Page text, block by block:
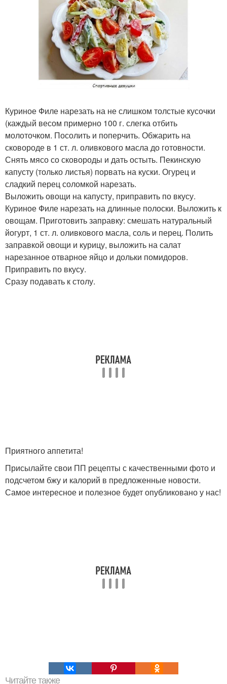
Куриное Филе нарезать на не слишком толстые кусочки
(каждый весом примерно 100 г. слегка отбить
молоточком. Посолить и поперчить. Обжарить на
сковороде в 1 ст. л. оливкового масла до готовности.
Снять мясо со сковороды и дать остыть. Пекинскую
капусту (только листья) порвать на куски. Огурец и
сладкий перец соломкой нарезать.
Выложить овощи на капусту, приправить по вкусу.
Куриное Филе нарезать на длинные полоски. Выложить к
овощам. Приготовить заправку: смешать натуральный
йогурт, 1 ст. л. оливкового масла, соль и перец. Полить
заправкой овощи и курицу, выложить на салат
нарезанное отварное яйцо и дольки помидоров.
Приправить по вкусу.
Сразу подавать к столу.
Приятного аппетита!
Присылайте свои ПП рецепты с качественными фото и
подсчетом бжу и калорий в предложенные новости.
Самое интересное и полезное будет опубликовано у нас!
Читайте также